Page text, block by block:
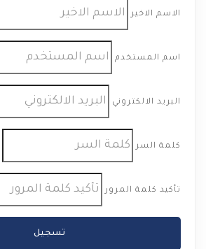
الاسم الاخير
اسم المستخدم
البريد الالكتروني
كلمة السر
تأكيد كلمة المرور
تسجيل